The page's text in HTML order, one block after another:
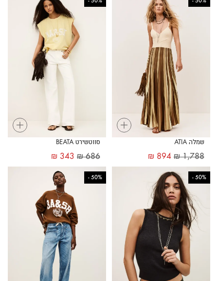
+
שמלה ATIA
₪1,788
₪ 894
+
סווטשירט BEATA
₪686
₪ 343
50%
-
50%
-